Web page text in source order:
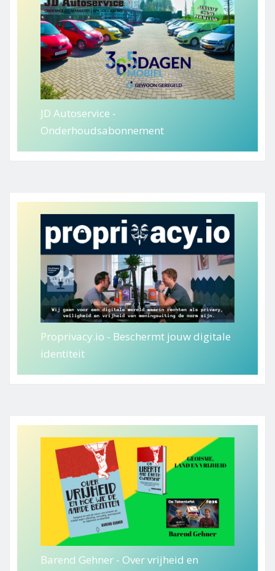
JD Autoservice -
Onderhoudsabonnement
Proprivacy.io - Beschermt jouw digitale
identiteit
Barend Gehner - Over vrijheid en